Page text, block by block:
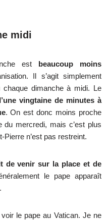
midi
est beaucoup moins
Il s’agit simplement
chaque dimanche à midi. Le
vingtaine de minutes à
. On est donc moins proche
du mercredi, mais c’est plus
Pierre n’est pas restreint.
de venir sur la place et de
le pape apparaît
le pape au Vatican. Je ne